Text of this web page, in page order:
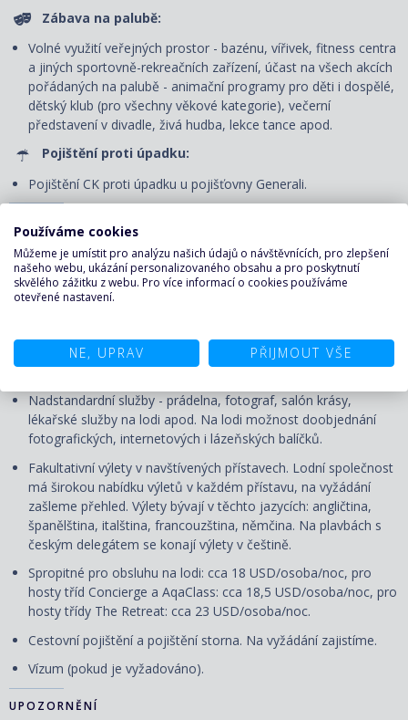
Zábava na palubě:
Volné využití veřejných prostor - bazénu, vířivek, fitness centra
a jiných sportovně-rekreačních zařízení, účast na všech akcích
pořádaných na palubě - animační programy pro děti i dospělé,
dětský klub (pro všechny věkové kategorie), večerní
představení v divadle, živá hudba, lekce tance apod.
Pojištění proti úpadku:
Pojištění CK proti úpadku u pojišťovny Generali.
Dopravu do/z přístavu vyplutí, případné transfery. V případě
zájmu zajistíme.
Nápoje, které nejsou zahrnuté v ceně.
Stravu mimo loď a stravování ve speciálních restauracích.
Nadstandardní služby - prádelna, fotograf, salón krásy,
lékařské služby na lodi apod. Na lodi možnost doobjednání
fotografických, internetových i lázeňských balíčků.
Fakultativní výlety v navštívených přístavech. Lodní společnost
má širokou nabídku výletů v každém přístavu, na vyžádání
zašleme přehled. Výlety bývají v těchto jazycích: angličtina,
španělština, italština, francouzština, němčina. Na plavbách s
českým delegátem se konají výlety v češtině.
Spropitné pro obsluhu na lodi: cca 18 USD/osoba/noc, pro
hosty tříd Concierge a AqaClass: cca 18,5 USD/osoba/noc, pro
hosty třídy The Retreat: cca 23 USD/osoba/noc.
Cestovní pojištění a pojištění storna. Na vyžádání zajistíme.
Vízum (pokud je vyžadováno).
UPOZORNĚNÍ
Používáme cookies
Můžeme je umístit pro analýzu našich údajů o návštěvnících, pro zlepšení
našeho webu, ukázání personalizovaného obsahu a pro poskytnutí
skvělého zážitku z webu. Pro více informací o cookies používáme
otevřené nastavení.
NE, UPRAV PŘIJMOUT VŠE